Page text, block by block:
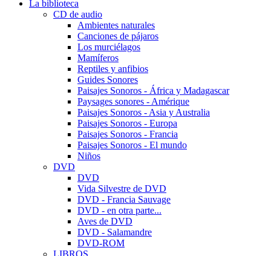
La biblioteca
CD de audio
Ambientes naturales
Canciones de pájaros
Los murciélagos
Mamíferos
Reptiles y anfibios
Guides Sonores
Paisajes Sonoros - África y Madagascar
Paysages sonores - Amérique
Paisajes Sonoros - Asia y Australia
Paisajes Sonoros - Europa
Paisajes Sonoros - Francia
Paisajes Sonoros - El mundo
Niños
DVD
DVD
Vida Silvestre de DVD
DVD - Francia Sauvage
DVD - en otra parte...
Aves de DVD
DVD - Salamandre
DVD-ROM
LIBROS